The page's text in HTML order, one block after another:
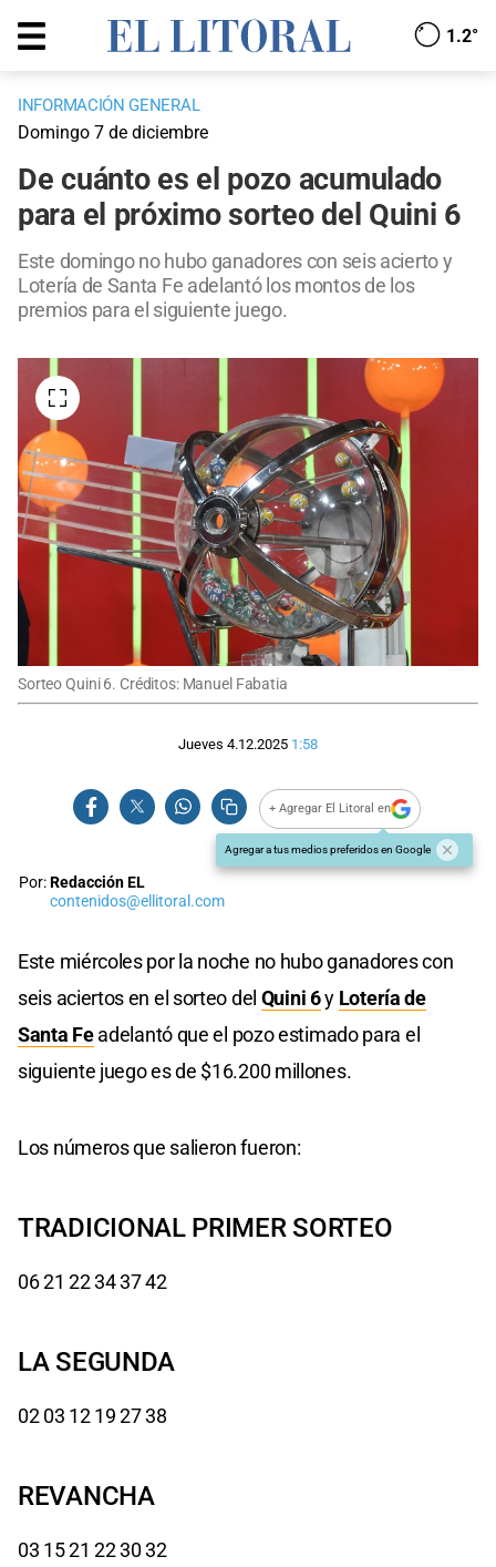
1.2°
INFORMACIÓN GENERAL
Domingo 7 de diciembre
De cuánto es el pozo acumulado
para el próximo sorteo del Quini 6
Este domingo no hubo ganadores con seis acierto y
Lotería de Santa Fe adelantó los montos de los
premios para el siguiente juego.
Sorteo Quini 6. Créditos: Manuel Fabatia
Jueves 4.12.2025 1:58
+ Agregar El Litoral en
Agregar a tus medios preferidos en Google
Por:Redacción EL
contenidos@ellitoral.com
Este miércoles por la noche no hubo ganadores con
seis aciertos en el sorteo del Quini 6y Lotería de
Santa Feadelantó que el pozo estimado para el
siguiente juego es de $16.200 millones.
Los números que salieron fueron:
TRADICIONAL PRIMER SORTEO
06 21 22 34 37 42
LA SEGUNDA
02 03 12 19 27 38
REVANCHA
03 15 21 22 30 32